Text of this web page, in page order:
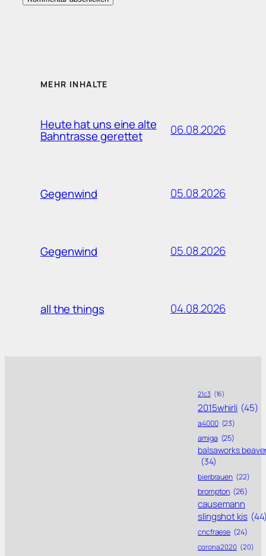
MEHR INHALTE
Heute hat uns eine alte
Bahntrasse gerettet 06.08.2026
Gegenwind 05.08.2026
Gegenwind 05.08.2026
all the things 04.08.2026
21c3 (16)
2015whirli (45)
a4000 (23)
amiga (25)
balsaworks
(34)
bierbrauen (22)
brompton (26)
causemann
slingshot kis
cncfraese (24)
corona 2020 (20)